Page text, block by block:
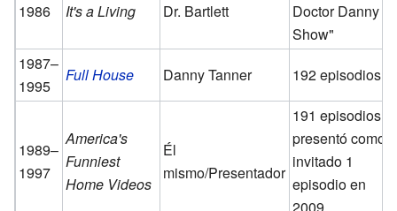
1986 It's a Living Dr. Bartlett
Doctor Danny
Show"
1987–
1995
Full House Danny Tanner 192 episodios
1989–
1997
America's
Funniest
Home Videos
Él
mismo/Presentador
191 episodios,
presentó como
invitado 1
episodio en